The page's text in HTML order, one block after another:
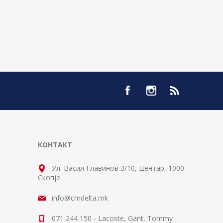
КОНТАКТ
Ул. Васил Главинов 3/10, Центар, 1000
Скопје
info@cmdelta.mk
071 244 150 - Lacoste, Gant, Tommy